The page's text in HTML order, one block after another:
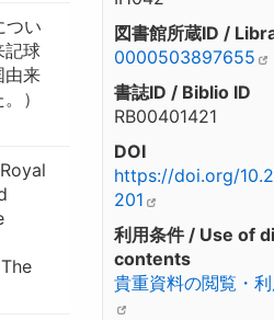
つい
記球
由来
）
図書館所蔵ID /
0000503897655
書誌ID / Biblio ID
RB00401421
DOI
https://doi.org/
201
利用条件 / Use of
contents
貴重資料の閲覧・